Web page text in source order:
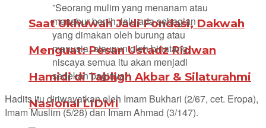
Saat Ukhuwah Jadi Fondasi, Dakwah
Menguat: Pesan Ustadz Ridwan
Hamidi di Tabligh Akbar & Silaturahmi
Nasional LIDMI
”Seorang mulim yang menanam atau
menabur benih, lalu ada sebagian
yang dimakan oleh burung atau
manusia, ataupun oleh binatang,
niscaya semua itu akan menjadi
sedekah baginya.“
Hadits itu diriwayatkan oleh Imam Bukhari (2/67, cet. Eropa),
Imam Muslim (5/28) dan Imam Ahmad (3/147).